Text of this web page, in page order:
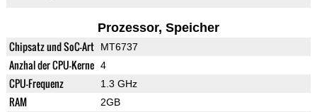
Prozessor, Speicher
Chipsatz und SoC-Art MT6737
Anzhal der CPU-Kerne 4
CPU-Frequenz 1.3 GHz
RAM 2GB